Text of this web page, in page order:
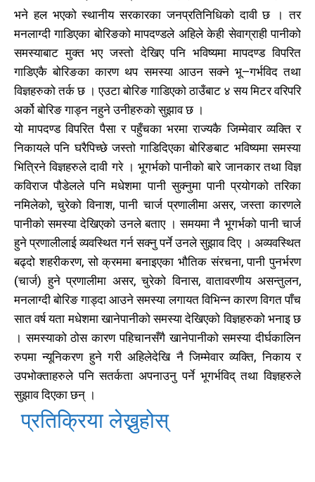
काबिल-खबर टिभी
समाचार 1080
मधेश
राजनीति
अर्थ 54
फिचर 28
विशेष 25
प्रदेश 21
शिक्षा 19
बागमती 16
स्वास्थ्य 15
खेलकूद 15
विश्व
मनोरञ्जन
काबिल-खबर टिभी
समाचार 1080
मधेश
राजनीति
अर्थ 54
फिचर 28
विशेष 25
प्रदेश 21
शिक्षा 19
बागमती 16
स्वास्थ्य 15
खेलकूद 15
विश्व
मनोरञ्जन
भने हल भएको स्थानीय सरकारका जनप्रतिनिधिको दावी छ । तर
मनलाग्दी गाडिएका बोरिङको मापदण्डले अहिले केही सेवाग्राही पानीको
समस्याबाट मुक्त भए जस्तो देखिए पनि भविष्यमा मापदण्ड विपरित
गाडिएकै बोरिङका कारण थप समस्या आउन सक्ने भू–गर्भविद तथा
विज्ञहरुको तर्क छ । एउटा बोरिङ गाडिएको ठाउँबाट ४ सय मिटर वरिपरि
अर्को बोरिङ गाड्न नहुने उनीहरुको सुझाव छ ।
यो मापदण्ड विपरित पैसा र पहुँचका भरमा राज्यकै जिम्मेवार व्यक्ति र
निकायले पनि घरैपिच्छे जस्तो गाडिदिएका बोरिङबाट भविष्यमा समस्या
भित्रिने विज्ञहरुले दावी गरे । भूगर्भको पानीको बारे जानकार तथा विज्ञ
कविराज पौडेलले पनि मधेशमा पानी सुक्नुमा पानी प्रयोगको तरिका
नमिलेको, चुरेको विनाश, पानी चार्ज प्रणालीमा असर, जस्ता कारणले
पानीको समस्या देखिएको उनले बताए । समयमा नै भूगर्भको पानी चार्ज
हुने प्रणालीलाई व्यवस्थित गर्न सक्नु पर्ने उनले सुझाव दिए । अव्यवस्थित
बढ्दो शहरीकरण, सो क्रममा बनाइएका भौतिक संरचना, पानी पुनर्भरण
(चार्ज) हुने प्रणालीमा असर, चुरेको विनास, वातावरणीय असन्तुलन,
मनलाग्दी बोरिङ गाड्दा आउने समस्या लगायत विभिन्न कारण विगत पाँच
सात वर्ष यता मधेशमा खानेपानीको समस्या देखिएको विज्ञहरुको भनाइ छ
। समस्याको ठोस कारण पहिचानसँगै खानेपानीको समस्या दीर्घकालिन
रुपमा न्यूनिकरण हुने गरी अहिलेदेखि नै जिम्मेवार व्यक्ति, निकाय र
उपभोक्ताहरुले पनि सतर्कता अपनाउनु पर्ने भूगर्भविद् तथा विज्ञहरुले
सुझाव दिएका छन् ।
प्रतिक्रिया लेख्नुहोस्